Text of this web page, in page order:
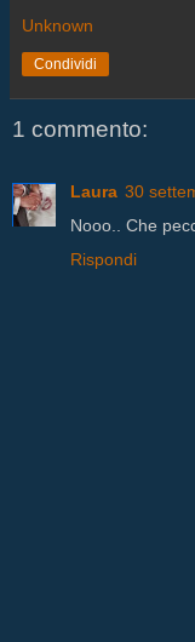
Unknown
Condividi
1 commento:
Laura 30
Nooo.. Che
Rispondi